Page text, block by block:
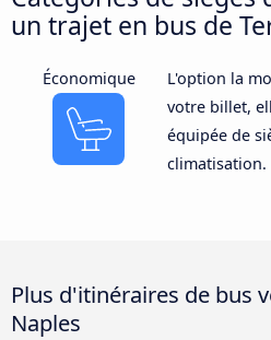
un trajet en bus de
Économique
L'option la
votre billet,
équipée de
climatisation.
Plus d'itinéraires de bus
Naples